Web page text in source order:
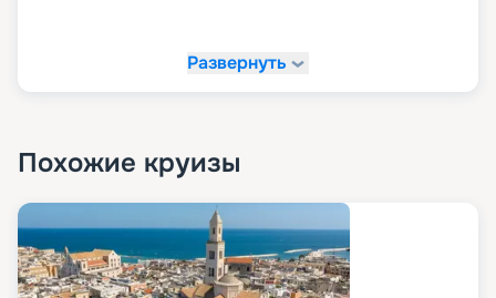
Развернуть
Похожие круизы